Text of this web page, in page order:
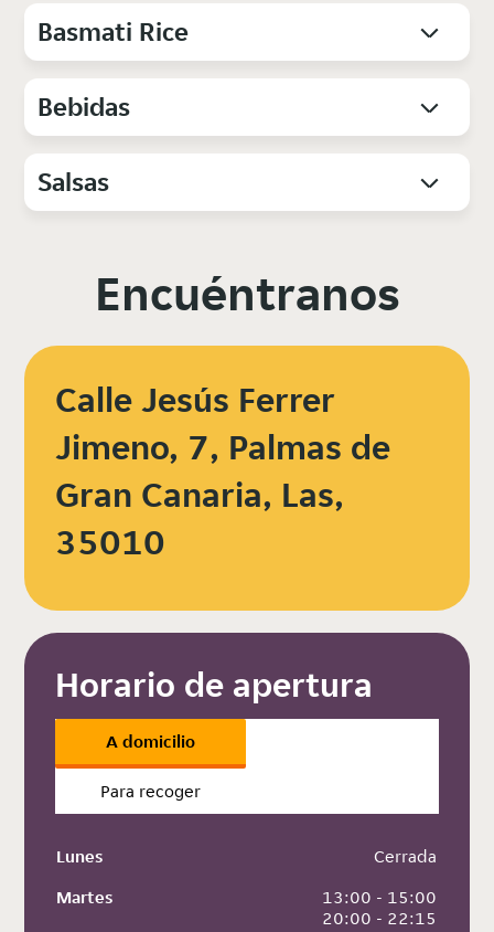
Basmati Rice
Bebidas
Salsas
Encuéntranos
Calle Jesús Ferrer
Jimeno, 7, Palmas de
Gran Canaria, Las,
35010
Horario de apertura
A domicilio
Para recoger
Lunes
Cerrada
Martes
13:00 - 15:00
20:00 - 22:15